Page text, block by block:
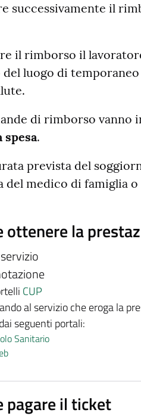
successivamente il
il rimborso il
luogo di
di rimborso vanno
spesa.
prevista del
del medico di famiglia
ottenere la
CUP
al servizio che eroga la
seguenti portali:
Sanitario
pagare il ticket